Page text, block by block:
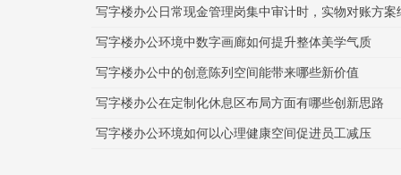
写字楼办公日常现金管理岗集中审计时，实物对账方
写字楼办公环境中数字画廊如何提升整体美学气质
写字楼办公中的创意陈列空间能带来哪些新价值
写字楼办公在定制化休息区布局方面有哪些创新思路
写字楼办公环境如何以心理健康空间促进员工减压